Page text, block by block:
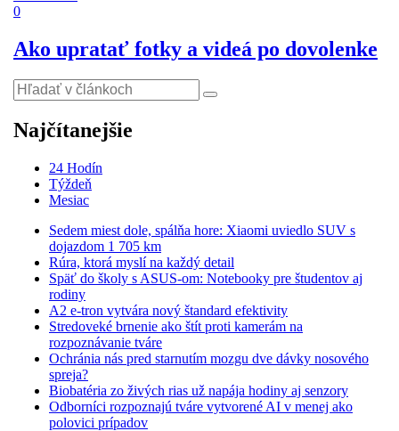
0
Ako upratať fotky a videá po dovolenke
Najčítanejšie
24 Hodín
Týždeň
Mesiac
Sedem miest dole, spálňa hore: Xiaomi uviedlo SUV s
dojazdom 1 705 km
Rúra, ktorá myslí na každý detail
Späť do školy s ASUS-om: Notebooky pre študentov aj
rodiny
A2 e-tron vytvára nový štandard efektivity
Stredoveké brnenie ako štít proti kamerám na
rozpoznávanie tváre
Ochránia nás pred starnutím mozgu dve dávky nosového
spreja?
Biobatéria zo živých rias už napája hodiny aj senzory
Odborníci rozpoznajú tváre vytvorené AI v menej ako
polovici prípadov